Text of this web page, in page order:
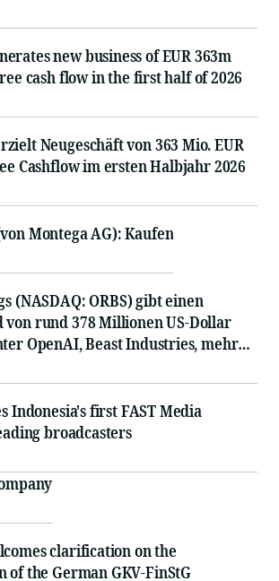
new business of EUR 363m
cash flow in the first half of 2026
Neugeschäft von 363 Mio. EUR
Cashflow im ersten Halbjahr 2026
Montega AG): Kaufen
(NASDAQ: ORBS) gibt einen
von rund 378 Millionen US-Dollar
OpenAI, Beast Industries, mehr
fast 302 Millionen WLD-Token
Indonesia's first FAST Media
broadcasters
clarification on the
the German GKV-FinStG